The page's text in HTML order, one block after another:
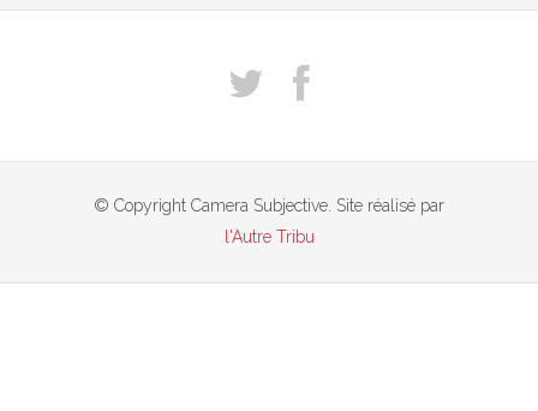
© Copyright Camera Subjective. Site réalisé par
l'Autre Tribu